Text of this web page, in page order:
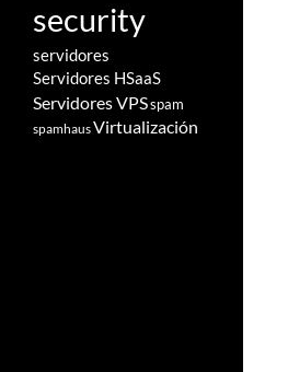
security
servidores
Servidores HSaaS
Servidores VPSspam
spamhausVirtualización